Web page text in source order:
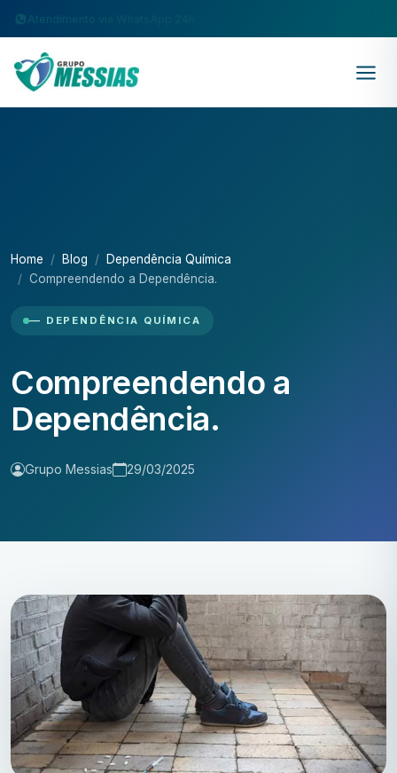
Atendimento via WhatsApp 24h
Home Blog
Dependência Química
Compreendendo a Dependência.
— DEPENDÊNCIA QUÍMICA
Compreendendo a
Dependência.
Grupo Messias 29/03/2025